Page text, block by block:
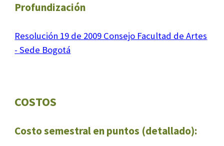
Profundización
Resolución 19 de 2009 Consejo Facultad de Artes
- Sede Bogotá
COSTOS
Costo semestral en puntos (detallado):